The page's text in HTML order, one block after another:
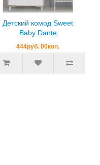
Детский комод Sweet
Baby Dante
444руб. 00коп.